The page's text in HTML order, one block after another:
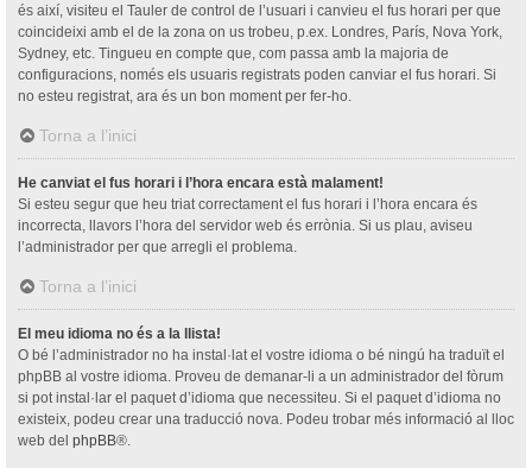
és així, visiteu el Tauler de control de l’usuari i canvieu el fus horari per que
coincideixi amb el de la zona on us trobeu, p.ex. Londres, París, Nova York,
Sydney, etc. Tingueu en compte que, com passa amb la majoria de
configuracions, només els usuaris registrats poden canviar el fus horari. Si
no esteu registrat, ara és un bon moment per fer-ho.
Torna a l’inici
He canviat el fus horari i l’hora encara està malament!
Si esteu segur que heu triat correctament el fus horari i l’hora encara és
incorrecta, llavors l’hora del servidor web és errònia. Si us plau, aviseu
l’administrador per que arregli el problema.
Torna a l’inici
El meu idioma no és a la llista!
O bé l’administrador no ha instal·lat el vostre idioma o bé ningú ha traduït el
phpBB al vostre idioma. Proveu de demanar-li a un administrador del fòrum
si pot instal·lar el paquet d’idioma que necessiteu. Si el paquet d’idioma no
existeix, podeu crear una traducció nova. Podeu trobar més informació al lloc
web del phpBB®.